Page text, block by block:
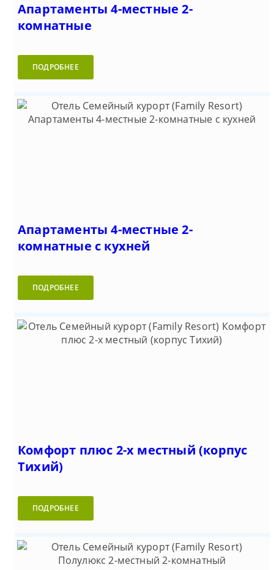
Апартаменты 4-местные 2-
комнатные
ПОДРОБНЕЕ
Апартаменты 4-местные 2-
комнатные с кухней
ПОДРОБНЕЕ
Комфорт плюс 2-х местный (корпус
Тихий)
ПОДРОБНЕЕ